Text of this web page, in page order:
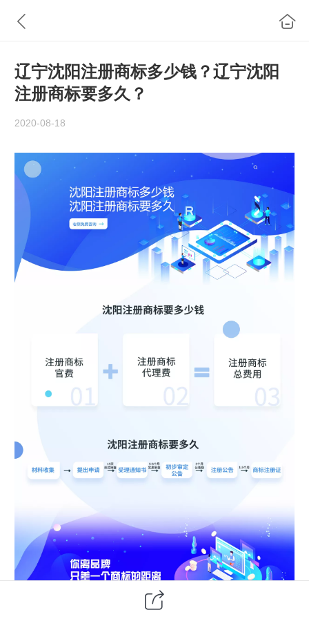
辽宁沈阳注册商标多少钱？辽宁沈阳
注册商标要多久？
2020-08-18